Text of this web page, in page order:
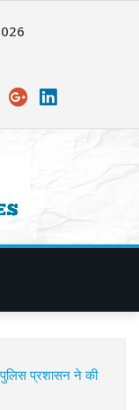
प्रशासन ने की